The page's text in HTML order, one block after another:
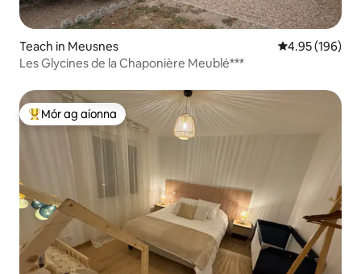
Teach in Meusnes Meánrátáil
4.95 (196)
Les Glycines de la Chaponière Meublé***
An-mhór ag aíonna
Mór ag aíonna